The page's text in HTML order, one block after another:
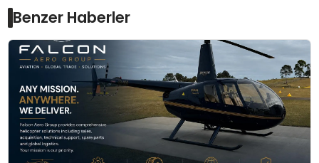
Benzer Haberler